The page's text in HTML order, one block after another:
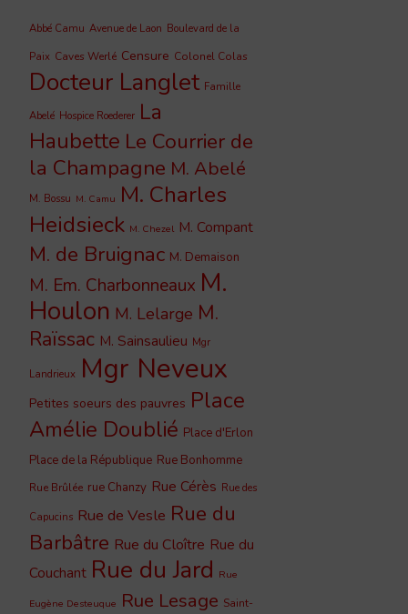
Abbé Camu Avenue de Laon Boulevard de la
Paix Caves Werlé Censure Colonel Colas
Docteur Langlet Famille
Abelé Hospice Roederer La
Haubette Le Courrier de
la Champagne M. Abelé
M. Bossu M. Camu M. Charles
Heidsieck M. Chezel M. Compant
M. de Bruignac M. Demaison
M. Em. Charbonneaux M.
Houlon M. Lelarge M.
Raïssac M. Sainsaulieu Mgr
Landrieux Mgr Neveux
Petites soeurs des pauvres Place
Amélie Doublié Place d'Erlon
Place de la République Rue Bonhomme
Rue Brûlée rue Chanzy Rue Cérès Rue des
Capucins Rue de Vesle Rue du
Barbâtre Rue du Cloître Rue du
Couchant Rue du Jard Rue
Eugène Desteuque Rue Lesage Saint-